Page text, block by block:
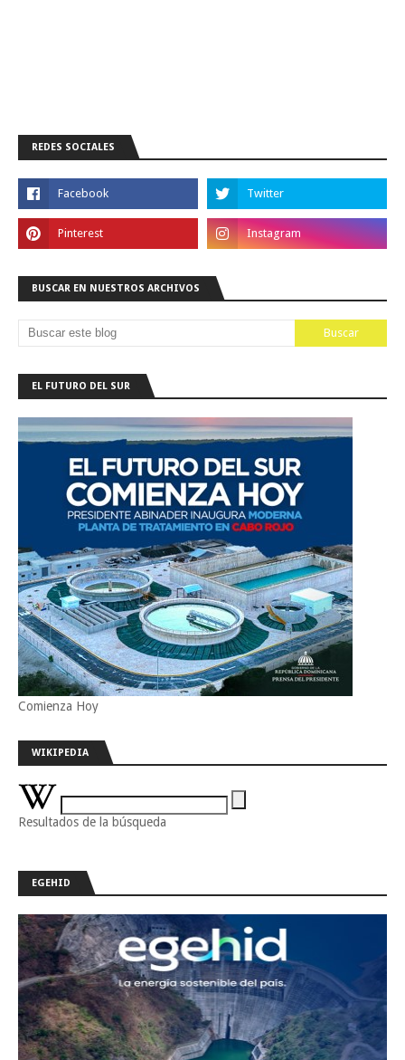
REDES SOCIALES
BUSCAR EN NUESTROS ARCHIVOS
EL FUTURO DEL SUR
Comienza Hoy
WIKIPEDIA
Resultados de la búsqueda
EGEHID